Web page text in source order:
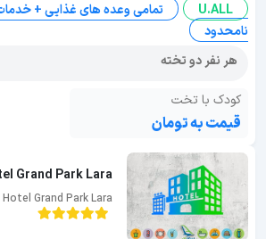
U.ALL
تمامی وعده های غذایی +
نامحدود
هر نفر دو تخته
کودک با تخت
قیمت به تومان
Grand Park Lara
Hotel Grand Park Lara